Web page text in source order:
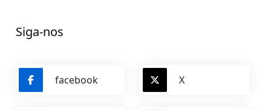
Siga-nos
facebook X